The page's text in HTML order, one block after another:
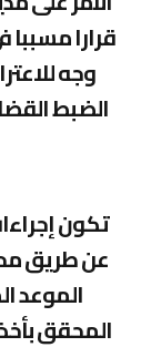
قرارا
وجه
الضبط
تكون
عن طريق
الموعد
المحقق